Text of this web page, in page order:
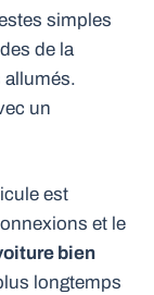
simples
de la
allumés.
un
est
et le
bien
longtemps